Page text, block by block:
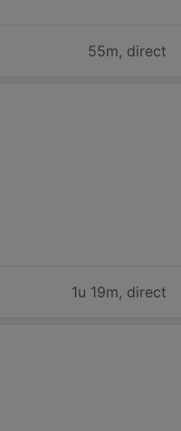
55m, direct
1u 19m, direct